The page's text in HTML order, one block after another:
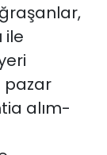
ile
pazar
alım-